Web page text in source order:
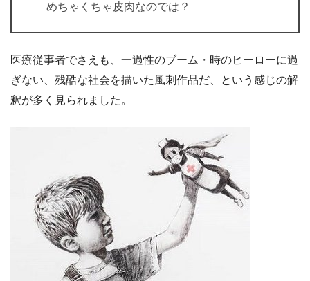
めちゃくちゃ皮肉なのでは？
医療従事者でさえも、一過性のブーム・時のヒーローに過
ぎない、残酷な社会を描いた風刺作品だ、という感じの解
釈が多く見られました。